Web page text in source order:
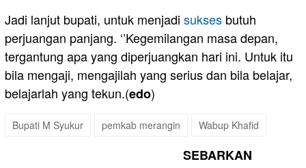
Jadi lanjut bupati, untuk menjadi sukses butuh
perjuangan panjang. ‘’Kegemilangan masa depan,
tergantung apa yang diperjuangkan hari ini. Untuk itu
bila mengaji, mengajilah yang serius dan bila belajar,
belajarlah yang tekun.(edo)
Bupati M Syukur pemkab merangin Wabup Khafid
SEBARKAN